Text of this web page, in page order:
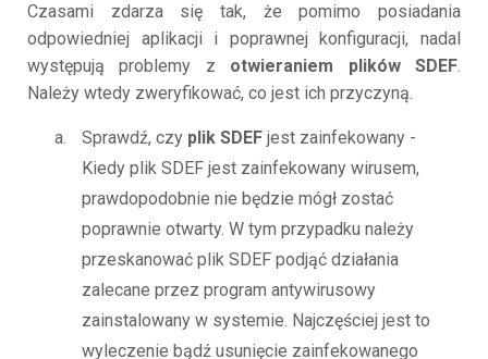
Czasami zdarza się tak, że pomimo posiadania
odpowiedniej aplikacji i poprawnej konfiguracji, nadal
występują problemy z otwieraniem plików SDEF.
Należy wtedy zweryfikować, co jest ich przyczyną.
Sprawdź, czy plik SDEF jest zainfekowany -
Kiedy plik SDEF jest zainfekowany wirusem,
prawdopodobnie nie będzie mógł zostać
poprawnie otwarty. W tym przypadku należy
przeskanować plik SDEF podjąć działania
zalecane przez program antywirusowy
zainstalowany w systemie. Najczęściej jest to
wyleczenie bądź usunięcie zainfekowanego